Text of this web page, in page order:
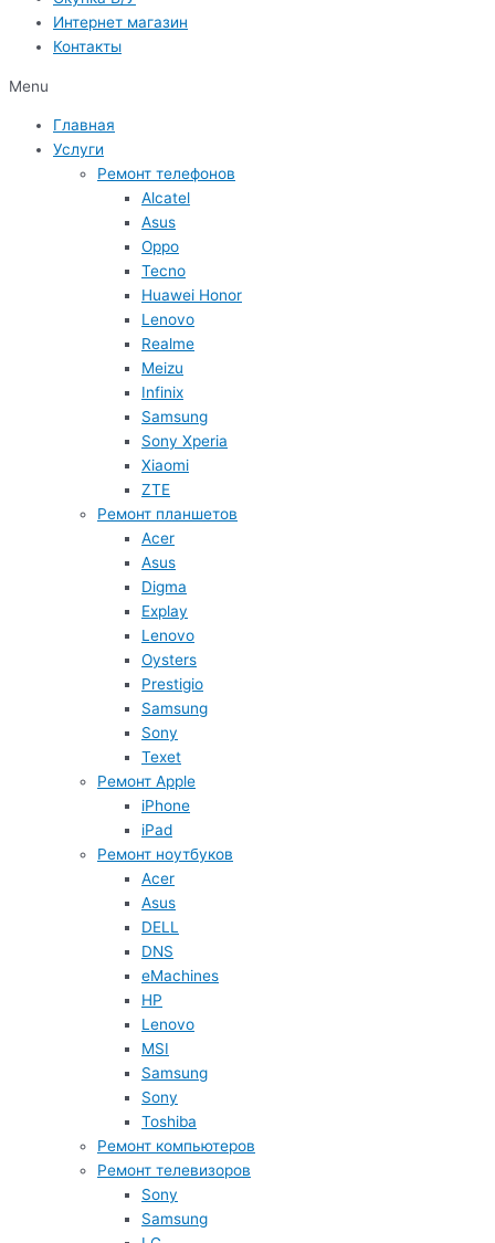
Интернет магазин
Контакты
Menu
Главная
Услуги
Ремонт телефонов
Alcatel
Asus
Oppo
Tecno
Huawei Honor
Lenovo
Realme
Meizu
Infinix
Samsung
Sony Xperia
Xiaomi
ZTE
Ремонт планшетов
Acer
Asus
Digma
Explay
Lenovo
Oysters
Prestigio
Samsung
Sony
Texet
Ремонт Apple
iPhone
iPad
Ремонт ноутбуков
Acer
Asus
DELL
DNS
eMachines
HP
Lenovo
MSI
Samsung
Sony
Toshiba
Ремонт компьютеров
Ремонт телевизоров
Sony
Samsung